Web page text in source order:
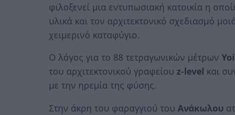
φιλοξενεί μια εντυπωσιακή κατοικία η
υλικά και τον αρχιτεκτονικό σχεδιασμό
χειμερινό καταφύγιο.
Ο λόγος για το 88 τετραγωνικών μέτρων
του αρχιτεκτονικού γραφείου z-level και
με την ηρεμία της φύσης.
Στην άκρη του φαραγγιού του Ανάκωλου